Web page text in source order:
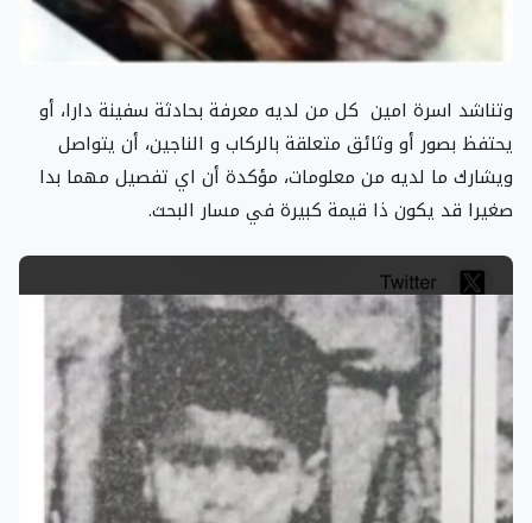
وتناشد اسرة امين كل من لديه معرفة بحادثة سفينة دارا، أو
يحتفظ بصور أو وثائق متعلقة بالركاب و الناجين، أن يتواصل
ويشارك ما لديه من معلومات، مؤكدة أن اي تفصيل مهما بدا
صغيرا قد يكون ذا قيمة كبيرة في مسار البحث.